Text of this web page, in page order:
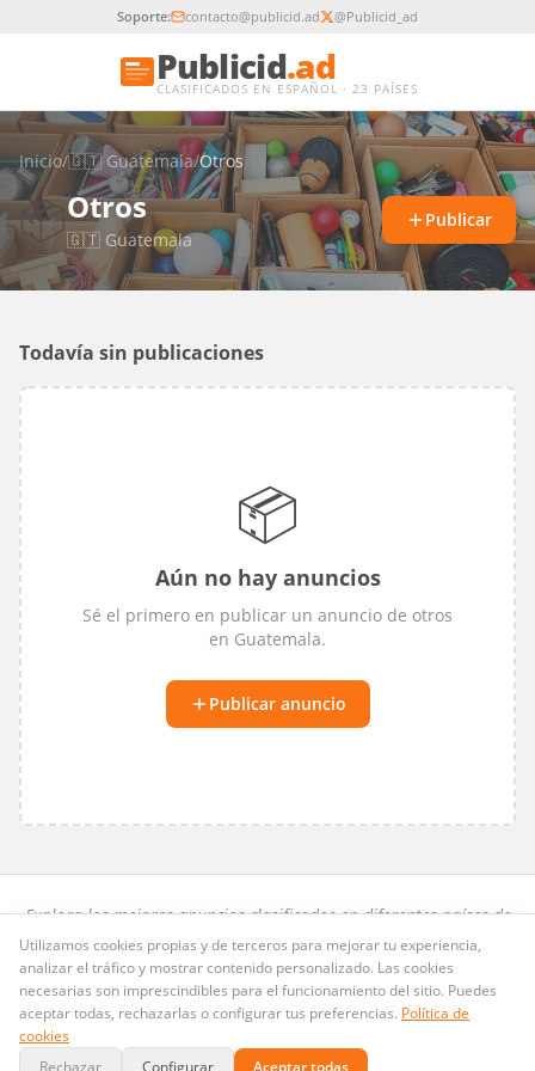
Soporte: contacto@publicid.ad @Publicid_ad
Publicid.ad
CLASIFICADOS EN ESPAÑOL · 23 PAÍSES
Inicio/🇬🇹 Guatemala/Otros
📦Otros
🇬🇹 Guatemala
Publicar
Todavía sin publicaciones
📦
Aún no hay anuncios
Sé el primero en publicar un anuncio de otros
en Guatemala.
Publicar anuncio
Explora los mejores anuncios clasificados en diferentes países de
habla hispana.
Preguntas frecuentes·Privacidad·Términos·Cookies
Publicid.ad· Dominio LLC · Copyright ©2026. Todos los derechos
@Publicid_ad
Pagos seguros con
Utilizamos cookies propias y de terceros para mejorar tu experiencia,
analizar el tráfico y mostrar contenido personalizado. Las cookies
necesarias son imprescindibles para el funcionamiento del sitio. Puedes
aceptar todas, rechazarlas o configurar tus preferencias. Política de
cookies
Rechazar
Configurar Aceptar todas